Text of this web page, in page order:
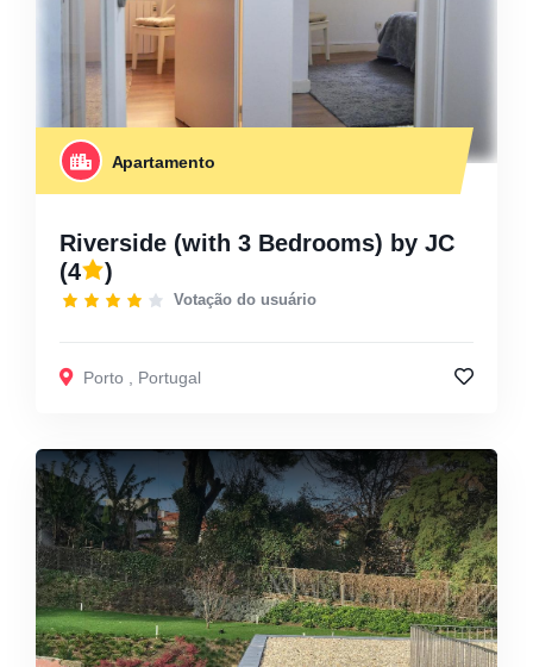
Apartamento
Riverside (with 3 Bedrooms) by JC
(4
)
Votação do usuário
Porto Portugal